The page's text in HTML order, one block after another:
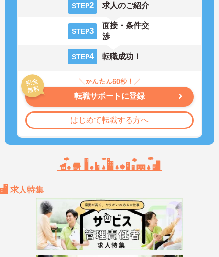
STEP2 求人のご紹介
STEP3
面接・条件交
渉
STEP4 転職成功！
転職サポートに登録
はじめて転職する方へ
求人特集